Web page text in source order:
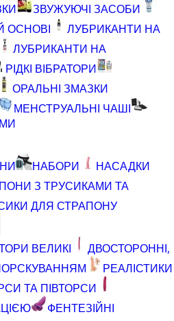
ЗВУЖУЮЧІ ЗАСОБИ
ОСНОВІ
ЛУБРИКАНТИ НА
ЛУБРИКАНТИ НА
РІДКІ ВІБРАТОРИ
ОРАЛЬНІ ЗМАЗКИ
МЕНСТРУАЛЬНІ ЧАШІ
НАБОРИ
НАСАДКИ
З ТРУСИКАМИ ТА
ДЛЯ СТРАПОНУ
ВЕЛИКІ
ДВОСТОРОННІ,
РЕАЛІСТИКИ
ТА ПІВТОРСИ
ФЕНТЕЗІЙНІ